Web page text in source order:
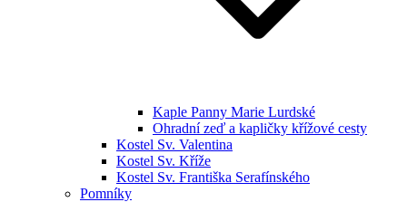
Kaple Panny Marie Lurdské
Ohradní zeď a kapličky křížové cesty
Kostel Sv. Valentina
Kostel Sv. Kříže
Kostel Sv. Františka Serafínského
Pomníky